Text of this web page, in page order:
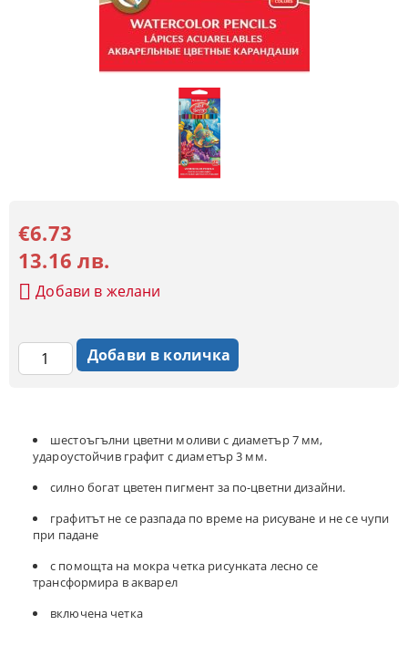
шестоъгълни цветни моливи с диаметър 7 мм,
удароустойчив графит с диаметър 3 мм.
силно богат цветен пигмент за по-цветни дизайни.
графитът не се разпада по време на рисуване и не се чупи
при падане
с помощта на мокра четка рисунката лесно се
трансформира в акварел
включена четка
€6.73
13.16 лв.
Добави в желани